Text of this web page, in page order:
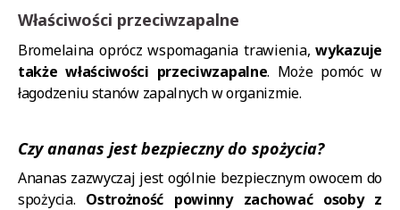
Właściwości przeciwzapalne
Bromelaina oprócz wspomagania trawienia,wykazuje
także właściwości przeciwzapalne. Może pomóc w
łagodzeniu stanów zapalnych w organizmie.
Czy ananas jest bezpieczny do spożycia?
Ananas zazwyczaj jest ogólnie bezpiecznym owocem do
spożycia. Ostrożność powinny zachować osoby z